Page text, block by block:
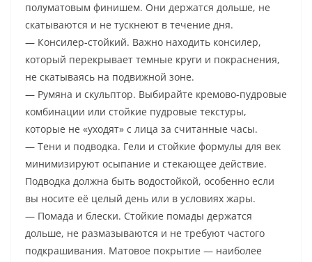
полуматовым финишем. Они держатся дольше, не
скатываются и не тускнеют в течение дня.
— Консилер-стойкий. Важно находить консилер,
который перекрывает темные круги и покраснения,
не скатываясь на подвижной зоне.
— Румяна и скульптор. Выбирайте кремово-пудровые
комбинации или стойкие пудровые текстуры,
которые не «уходят» с лица за считанные часы.
— Тени и подводка. Гели и стойкие формулы для век
минимизируют осыпание и стекающее действие.
Подводка должна быть водостойкой, особенно если
вы носите её целый день или в условиях жары.
— Помада и блески. Стойкие помады держатся
дольше, не размазываются и не требуют частого
подкрашивания. Матовое покрытие — наиболее